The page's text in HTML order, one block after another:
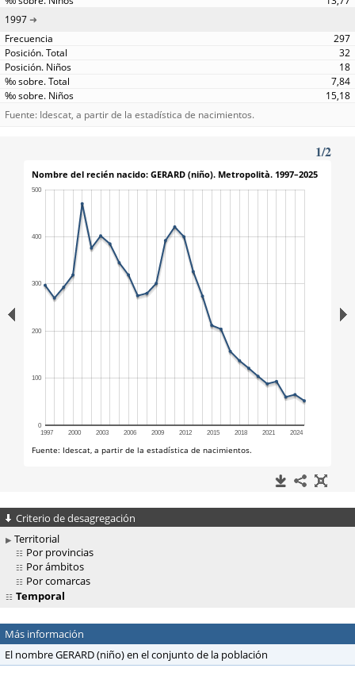
1997
297
32
18
7,84
15,18
Fuente: Idescat, a partir de la estadística de nacimientos.
Criterio de desagregación
Territorial
Por provincias
Por ámbitos
Por comarcas
Temporal
Más información
El nombre GERARD (niño) en el conjunto de la población